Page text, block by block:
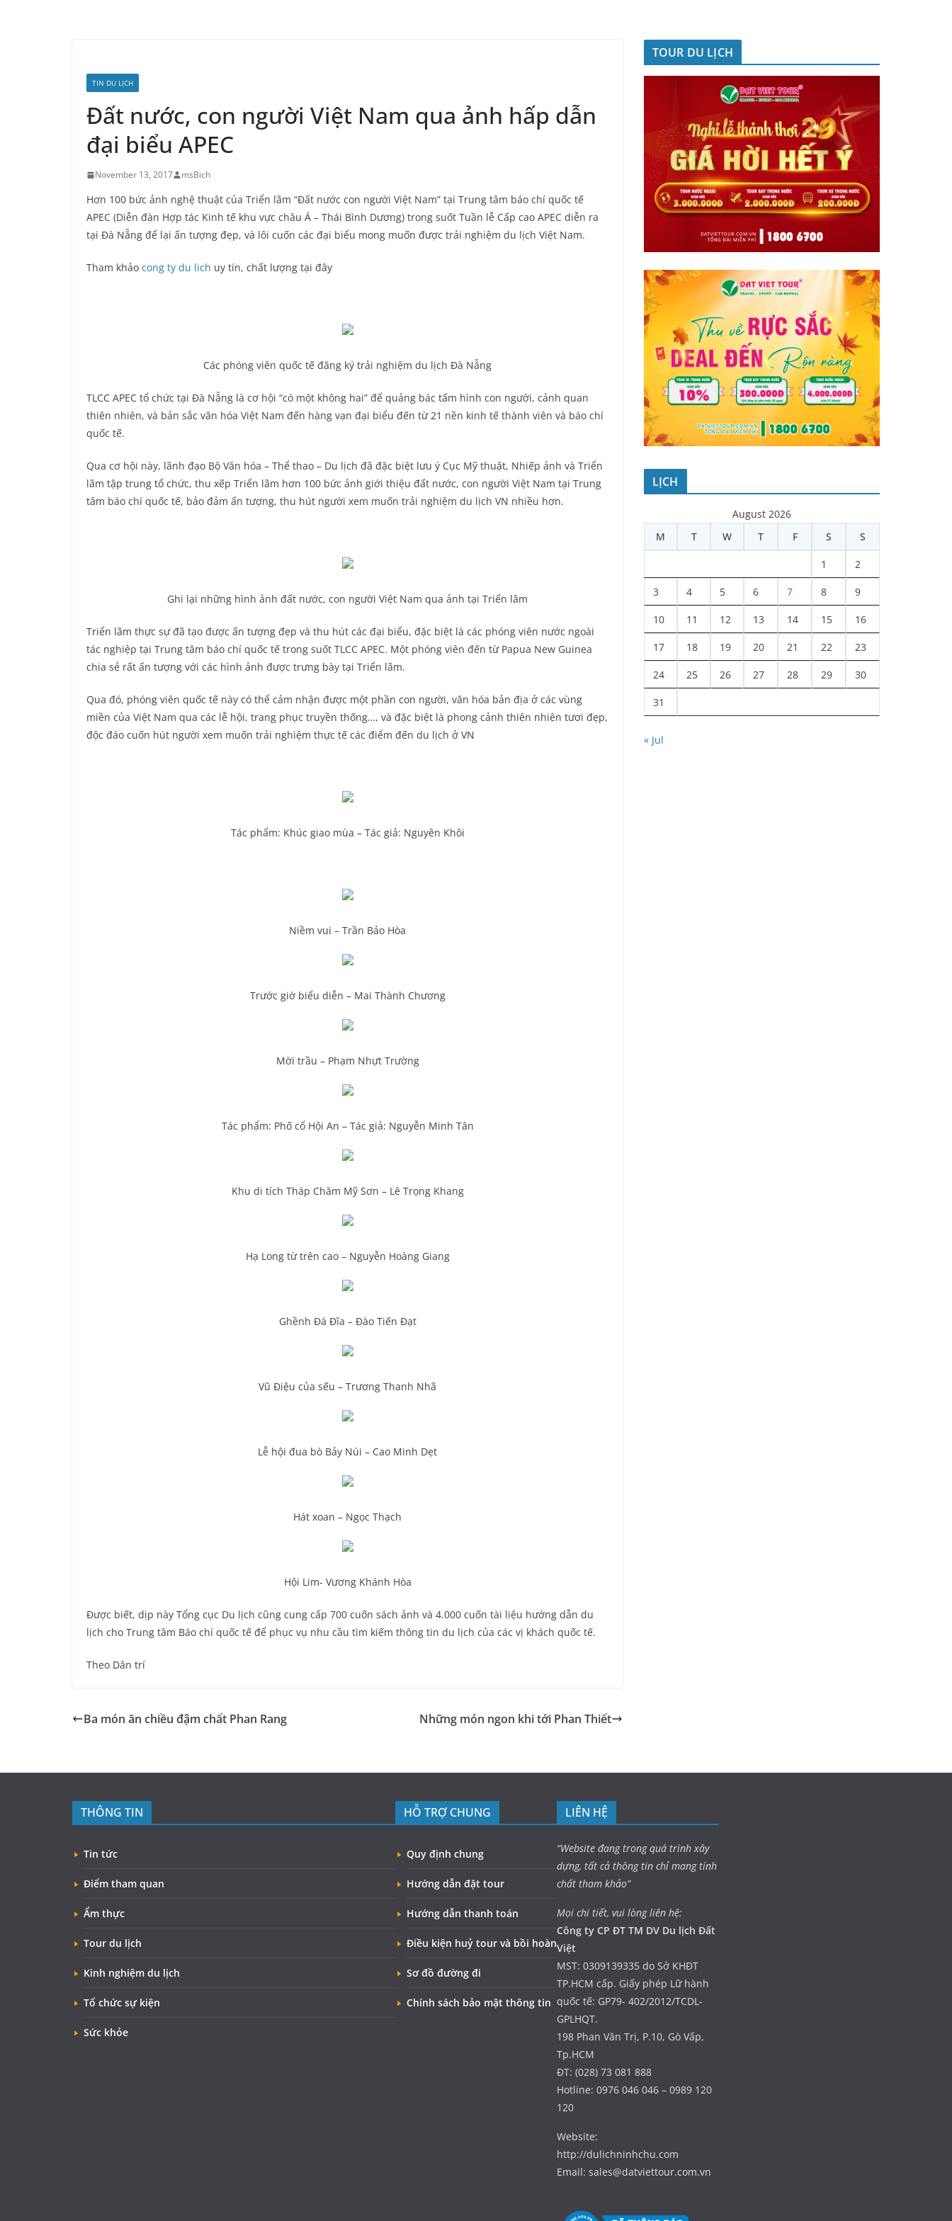
TIN DU LỊCH
Đất nước, con người Việt Nam qua ảnh hấp dẫn
đại biểu APEC
November 13, 2017 msBich
Hơn 100 bức ảnh nghệ thuật của Triển lãm “Đất nước con người Việt Nam” tại Trung tâm báo chí quốc tế
APEC (Diễn đàn Hợp tác Kinh tế khu vực châu Á – Thái Bình Dương) trong suốt Tuần lễ Cấp cao APEC diễn ra
tại Đà Nẵng để lại ấn tượng đẹp, và lôi cuốn các đại biểu mong muốn được trải nghiệm du lịch Việt Nam.
Tham khảo cong ty du lich uy tín, chất lượng tại đây
Các phóng viên quốc tế đăng ký trải nghiệm du lịch Đà Nẵng
TLCC APEC tổ chức tại Đà Nẵng là cơ hội “có một không hai” để quảng bác tấm hình con người, cảnh quan
thiên nhiên, và bản sắc văn hóa Việt Nam đến hàng vạn đại biểu đến từ 21 nền kinh tế thành viên và báo chí
quốc tế.
Qua cơ hội này, lãnh đạo Bộ Văn hóa – Thể thao – Du lịch đã đặc biệt lưu ý Cục Mỹ thuật, Nhiếp ảnh và Triển
lãm tập trung tổ chức, thu xếp Triển lãm hơn 100 bức ảnh giới thiệu đất nước, con người Việt Nam tại Trung
tâm báo chí quốc tế, bảo đảm ấn tượng, thu hút người xem muốn trải nghiệm du lịch VN nhiều hơn.
Ghi lại những hình ảnh đất nước, con người Việt Nam qua ảnh tại Triển lãm
Triển lãm thực sự đã tạo được ấn tượng đẹp và thu hút các đại biểu, đặc biệt là các phóng viên nước ngoài
tác nghiệp tại Trung tâm báo chí quốc tế trong suốt TLCC APEC. Một phóng viên đến từ Papua New Guinea
chia sẻ rất ấn tượng với các hình ảnh được trưng bày tại Triển lãm.
Qua đó, phóng viên quốc tế này có thể cảm nhận được một phần con người, văn hóa bản địa ở các vùng
miền của Việt Nam qua các lễ hội, trang phục truyền thống…, và đặc biệt là phong cảnh thiên nhiên tươi đẹp,
độc đáo cuốn hút người xem muốn trải nghiệm thực tế các điểm đến du lịch ở VN
Tác phẩm: Khúc giao mùa – Tác giả: Nguyên Khôi
Niềm vui – Trần Bảo Hòa
Trước giờ biểu diễn – Mai Thành Chương
Mời trầu – Phạm Nhựt Trường
Tác phẩm: Phố cổ Hội An – Tác giả: Nguyễn Minh Tân
Khu di tích Tháp Chăm Mỹ Sơn – Lê Trọng Khang
Hạ Long từ trên cao – Nguyễn Hoàng Giang
Ghềnh Đá Đĩa – Đào Tiến Đạt
Vũ Điệu của sếu – Trương Thanh Nhã
Lễ hội đua bò Bảy Núi – Cao Minh Dẹt
Hát xoan – Ngọc Thạch
Hội Lim- Vương Khánh Hòa
Được biết, dịp này Tổng cục Du lịch cũng cung cấp 700 cuốn sách ảnh và 4.000 cuốn tài liệu hướng dẫn du
lịch cho Trung tâm Báo chí quốc tế để phục vụ nhu cầu tìm kiếm thông tin du lịch của các vị khách quốc tế.
Theo Dân trí
Ba món ăn chiều đậm chất Phan Rang Những món ngon khi tới Phan Thiết
TOUR DU LỊCH
LỊCH
August 2026
M
T W T F S S
1 2
3 4 5 6 7 8 9
10 11 12 13 14 15 16
17 18 19 20 21 22 23
24 25 26 27 28 29 30
31
« Jul
THÔNG TIN
Tin tức
Điểm tham quan
Ẩm thực
Tour du lịch
Kinh nghiệm du lịch
Tổ chức sự kiện
Sức khỏe
HỖ TRỢ CHUNG
Quy định chung
Hướng dẫn đặt tour
Hướng dẫn thanh toán
Điều kiện huỷ tour và bồi hoàn
Sơ đồ đường đi
Chính sách bảo mật thông tin
LIÊN HỆ
“Website đang trong quá trình xây
dựng, tất cả thông tin chỉ mang tính
chất tham khảo”
Mọi chi tiết, vui lòng liên hệ:
Công ty CP ĐT TM DV Du lịch Đất
Việt
MST: 0309139335 do Sở KHĐT
TP.HCM cấp. Giấy phép Lữ hành
quốc tế: GP79- 402/2012/TCDL-
GPLHQT.
198 Phan Văn Trị, P.10, Gò Vấp,
Tp.HCM
ĐT: (028) 73 081 888
Hotline: 0976 046 046 – 0989 120
120
Website:
http://dulichninhchu.com
Email: sales@datviettour.com.vn